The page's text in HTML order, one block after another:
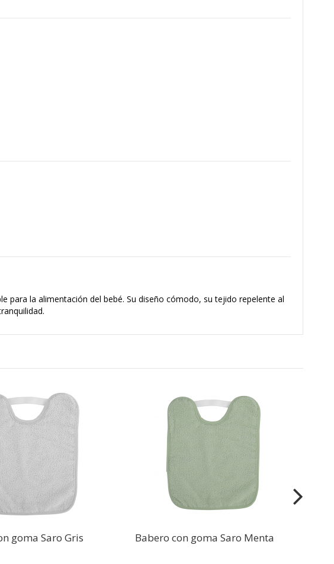
para la alimentación del bebé. Su diseño cómodo, su tejido repelente al
goma Saro Gris Babero con goma Saro Menta